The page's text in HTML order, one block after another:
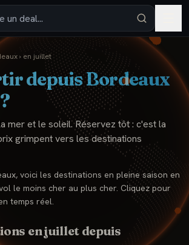
› en juillet
depuisBordeaux
mer et le soleil. Réservez tôt : c'est la
grimpent vers les destinations
, voici les destinations en pleine saison en
le moins cher au plus cher. Cliquez pour
temps réel.
enjuilletdepuis